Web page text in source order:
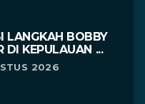
LANGKAH BOBBY
DI KEPULAUAN ...
2026